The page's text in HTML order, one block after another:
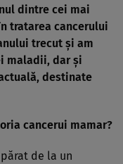
dintre cei mai
tratarea cancerului
trecut şi am
maladii, dar şi
destinate
cancerui mamar?
de la un